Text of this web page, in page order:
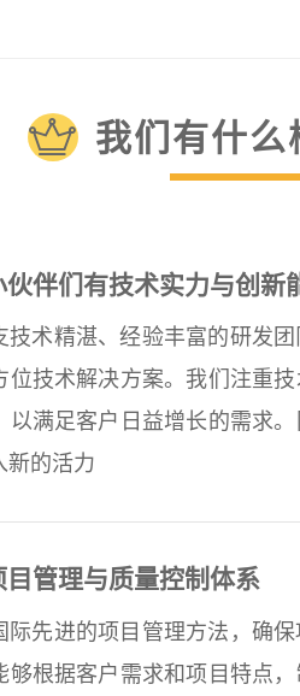
我们有什
伙伴们有技术实力与创新
技术精湛、经验丰富的研发
位技术解决方案。我们注重
以满足客户日益增长的需求
新的活力
目管理与质量控制体系
际先进的项目管理方法，确
够根据客户需求和项目特点